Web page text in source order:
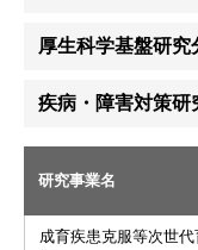
厚生科学基盤研究
疾病・障害対策研
研究事業名
成育疾患克服等次世